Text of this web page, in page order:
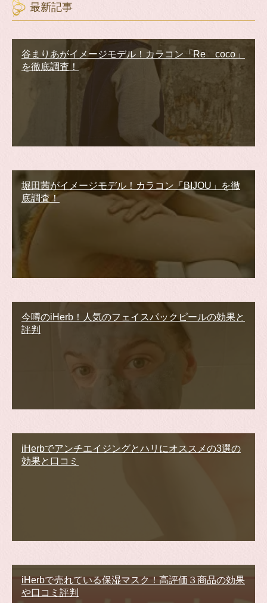
最新記事
谷まりあがイメージモデル！カラコン「Re coco」
を徹底調査！
堀田茜がイメージモデル！カラコン「BIJOU」を徹
底調査！
今噂のiHerb！人気のフェイスパックピールの効果と
評判
iHerbでアンチエイジングとハリにオススメの3選の
効果と口コミ
iHerbで売れている保湿マスク！高評価３商品の効果
や口コミ評判